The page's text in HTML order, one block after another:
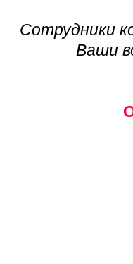
Сотрудники
Ваши